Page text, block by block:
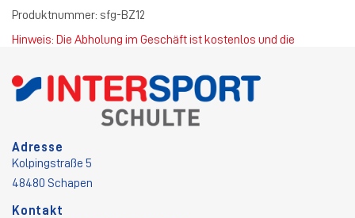
Produktnummer: sfg-BZ12
Hinweis: Die Abholung im Geschäft ist kostenlos und die
Adresse
Kolpingstraße 5
48480 Schapen
Kontakt